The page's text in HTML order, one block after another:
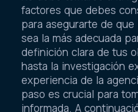
factores que debes
para asegurarte de
sea la más adecuada
definición clara de tus
hasta la investigación
experiencia de la
paso es crucial para
informada. A